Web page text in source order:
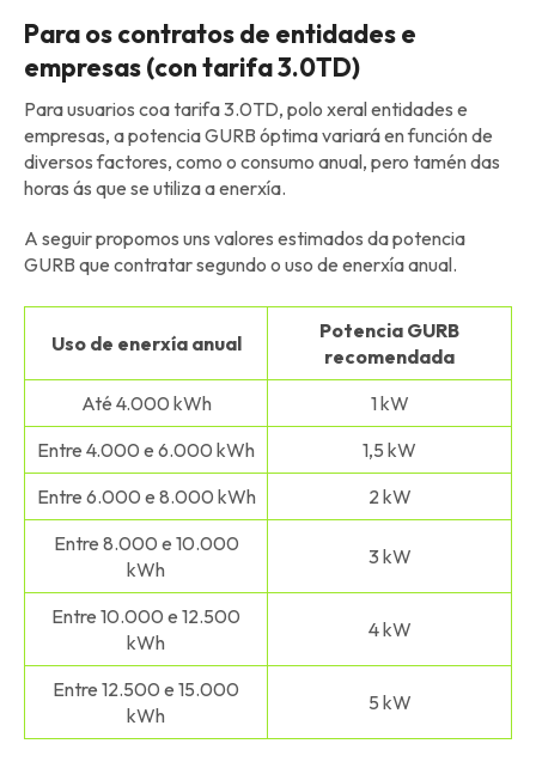
Para os contratos de entidades e
empresas (con tarifa 3.0TD)
Para usuarios coa tarifa 3.0TD, polo xeral entidades e
empresas, a potencia GURB óptima variará en función de
diversos factores, como o consumo anual, pero tamén das
horas ás que se utiliza a enerxía.
A seguir propomos uns valores estimados da potencia
GURB que contratar segundo o uso de enerxía anual.
Uso de enerxía anual
Potencia GURB
recomendada
Até 4.000 kWh
1 kW
Entre 4.000 e 6.000 kWh
1,5 kW
Entre 6.000 e 8.000 kWh
2 kW
Entre 8.000 e 10.000
kWh
3 kW
Entre 10.000 e 12.500
kWh
4 kW
Entre 12.500 e 15.000
kWh
5 kW